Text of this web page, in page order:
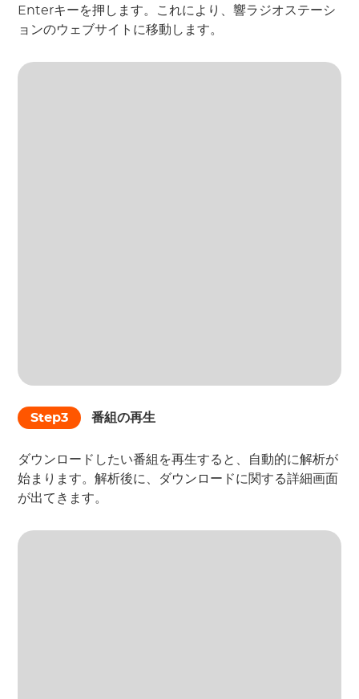
Enterキーを押します。これにより、響ラジオステーシ
ョンのウェブサイトに移動します。
Step3 番組の再生
ダウンロードしたい番組を再生すると、自動的に解析が
始まります。解析後に、ダウンロードに関する詳細画面
が出てきます。